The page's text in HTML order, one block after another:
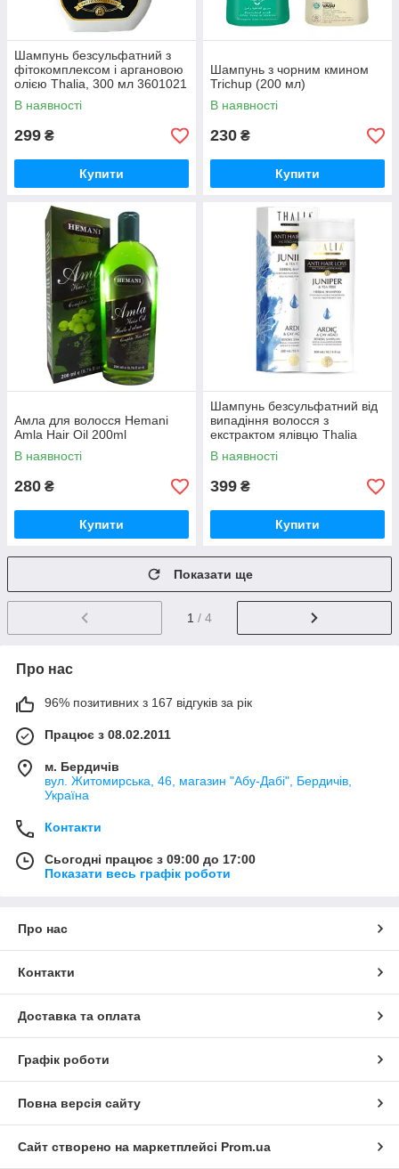
Шампунь безсульфатний з
фітокомплексом і аргановою
олією Thalia, 300 мл 3601021
В наявності
299 ₴
Купити
Шампунь з чорним кмином
Trichup (200 мл)
В наявності
230 ₴
Купити
Амла для волосся Hemani
Amla Hair Oil 200ml
В наявності
280 ₴
Купити
Шампунь безсульфатний від
випадіння волосся з
екстрактом ялівцю Тhalia
(3601011)
В наявності
399 ₴
Купити
Показати ще
1 / 4
Про нас
96% позитивних з 167 відгуків за рік
Працює з 08.02.2011
м. Бердичів
вул. Житомирська, 46, магазин "Абу-Дабі", Бердичів,
Україна
Контакти
Сьогодні працює з 09:00 до 17:00
Показати весь графік роботи
Про нас
Контакти
Доставка та оплата
Графік роботи
Повна версія сайту
Сайт створено на маркетплейсі Prom.ua